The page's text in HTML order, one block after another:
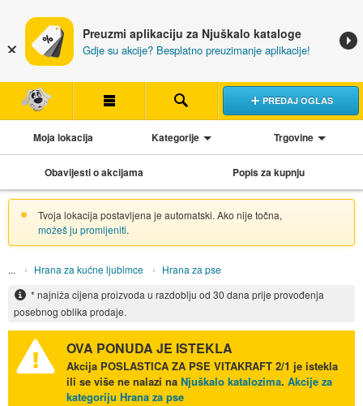
Preuzmi aplikaciju za Njuškalo kataloge
Gdje su akcije? Besplatno preuzimanje aplikacije!
PREDAJ OGLAS
Moja lokacija Kategorije Trgovine
Obavijesti o akcijama Popis za kupnju
Tvoja lokacija postavljena je automatski. Ako nije točna,
možeš ju promijeniti.
Hrana za kućne ljubimce
Hrana za pse
* najniža cijena proizvoda u razdoblju od 30 dana prije provođenja
posebnog oblika prodaje.
OVA PONUDA JE ISTEKLA
Akcija POSLASTICA ZA PSE VITAKRAFT 2/1 je istekla
ili se više ne nalazi na Njuškalo katalozima. Akcije za
kategoriju Hrana za pse